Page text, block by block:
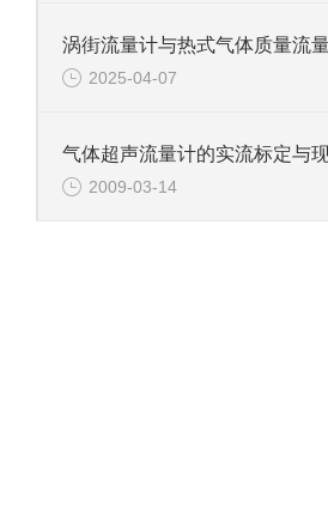
2025-04-07
2009-03-14